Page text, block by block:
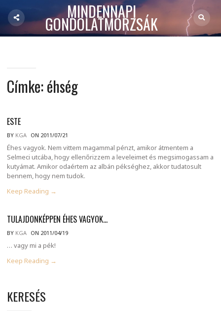
MINDENNAPI
GONDOLATMORZSÁK
Címke:éhség
ESTE
BY KGA ON 2011/07/21
Éhes vagyok. Nem vittem magammal pénzt, amikor átmentem a
Selmeci utcába, hogy ellenőrizzem a leveleimet és megsimogassam a
kutyámat. Amikor odaértem az albán pékséghez, akkor tudatosult
bennem, hogy nem tudok.
Keep Reading →
TULAJDONKÉPPEN ÉHES VAGYOK…
BY KGA ON 2011/04/19
… vagy mi a pék!
Keep Reading →
KERESÉS